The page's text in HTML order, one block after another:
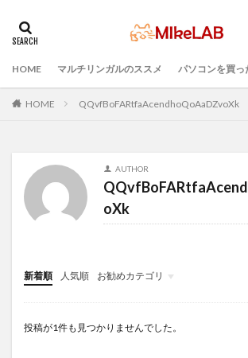
HOME マルチリンガルのススメ パソコンを買
HOME QQvfBoFARtfaAcendhoQoAaDZvoXk
AUTHOR
oXk
新着順 人気順 お勧めカテゴリ
Infomation
投稿が1件も見つかりませんでした。
タグ
マルチリンガル
プログラミング言語
セキュリティ対策ソフト
インストール
PCセットアップ
初心者